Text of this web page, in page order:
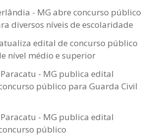
- MG abre concurso público
diversos níveis de escolaridade
atualiza edital de concurso público
nível médio e superior
- MG publica edital
público para Guarda Civil
- MG publica edital
público